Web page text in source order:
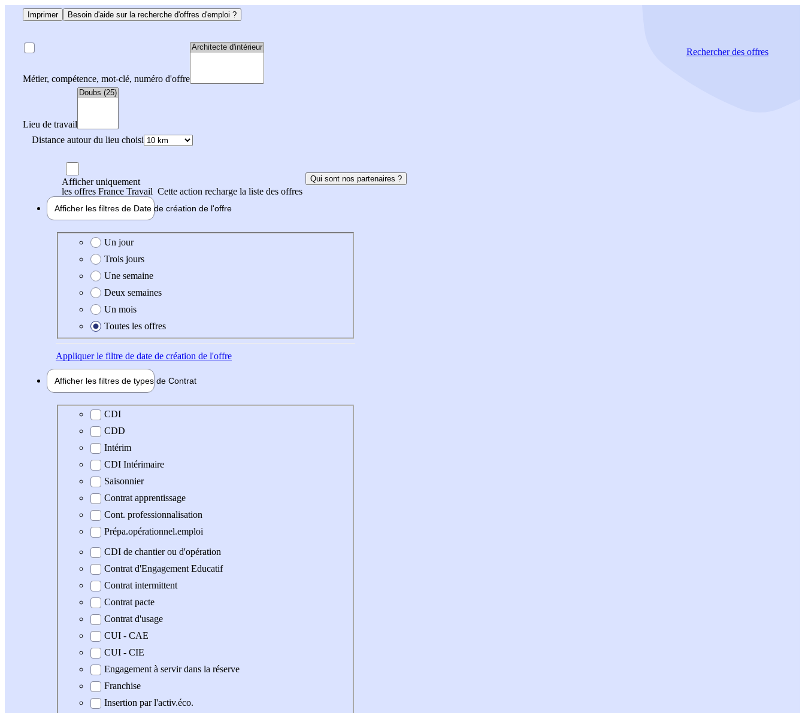
Imprimer Besoin d'aide sur la recherche d'offres d'emploi ?
Métier, compétence, mot-clé, numéro d'offre
Lieu de travail
Distance autour du lieu choisi
Rechercherdes offres
Afficher uniquement
les offres France Travail Cette action recharge la liste des offres
Qui sont nos partenaires ?
Afficher les filtres de Date de création de l'offre
Date de création de l'offre
Un jour
Trois jours
Une semaine
Deux semaines
Un mois
Toutes les offres
Appliquerle filtre de date de création de l'offre
Afficher les filtres de types de Contrat
Type de contrat
CDI
CDD
Intérim
CDI Intérimaire
Saisonnier
Contrat apprentissage
Cont. professionnalisation
Prépa.opérationnel.emploi
CDI de chantier ou d'opération
Contrat d'Engagement Educatif
Contrat intermittent
Contrat pacte
Contrat d'usage
CUI - CAE
CUI - CIE
Engagement à servir dans la réserve
Franchise
Insertion par l'activ.éco.